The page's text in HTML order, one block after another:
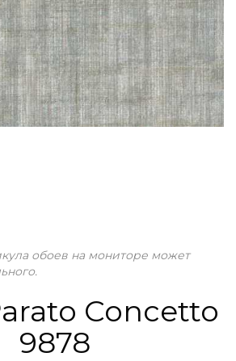
обоев на мониторе может
Concetto
9878